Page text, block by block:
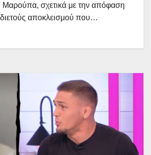
Μαρούπα, σχετικά με την απόφαση
αποκλεισμού που…